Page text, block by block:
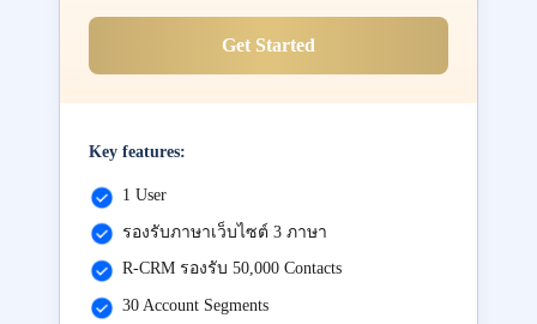
Get Started
Key features:
1 User
รองรับภาษาเว็บไซต์ 3 ภาษา
R-CRM รองรับ 50,000 Contacts
30 Account Segments